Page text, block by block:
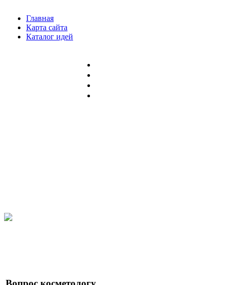
Главная
Карта сайта
Каталог идей